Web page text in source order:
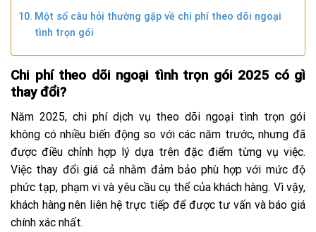
Một số câu hỏi thường gặp về chi phí theo dõi ngoại
tình trọn gói
Chi phí theo dõi ngoại tình trọn gói 2025 có gì
thay đổi?
Năm 2025, chi phí dịch vụ theo dõi ngoại tình trọn gói
không có nhiều biến động so với các năm trước, nhưng đã
được điều chỉnh hợp lý dựa trên đặc điểm từng vụ việc.
Việc thay đổi giá cả nhằm đảm bảo phù hợp với mức độ
phức tạp, phạm vi và yêu cầu cụ thể của khách hàng. Vì vậy,
khách hàng nên liên hệ trực tiếp để được tư vấn và báo giá
chính xác nhất.